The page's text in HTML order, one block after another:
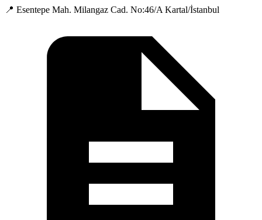
📍 Esentepe Mah. Milangaz Cad. No:46/A Kartal/İstanbul